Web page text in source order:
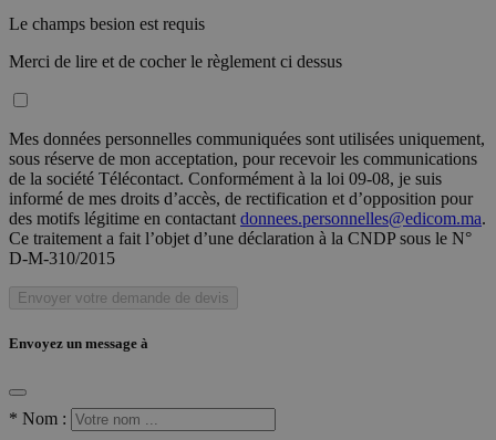
Le champs besion est requis
Merci de lire et de cocher le règlement ci dessus
Mes données personnelles communiquées sont utilisées uniquement,
sous réserve de mon acceptation, pour recevoir les communications
de la société Télécontact. Conformément à la loi 09-08, je suis
informé de mes droits d’accès, de rectification et d’opposition pour
des motifs légitime en contactant donnees.personnelles@edicom.ma.
Ce traitement a fait l’objet d’une déclaration à la CNDP sous le N°
D-M-310/2015
Envoyer votre demande de devis
Envoyez un message à
* Nom :